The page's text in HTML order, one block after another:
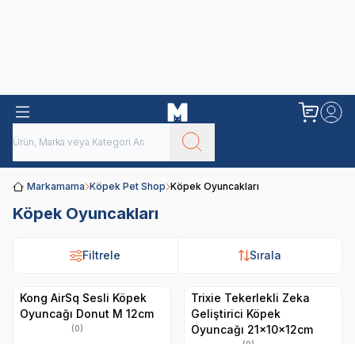
Markamama Köpek Pet Shop Köpek Oyuncakları
Köpek Oyuncakları
Filtrele Sırala
Kong AirSq Sesli Köpek
Oyuncağı Donut M 12cm
(0)
Trixie Tekerlekli Zeka
Geliştirici Köpek
Oyuncağı 21x10x12cm